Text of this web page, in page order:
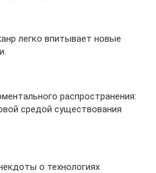
легко впитывает новые
распространения:
средой существования
о технологиях